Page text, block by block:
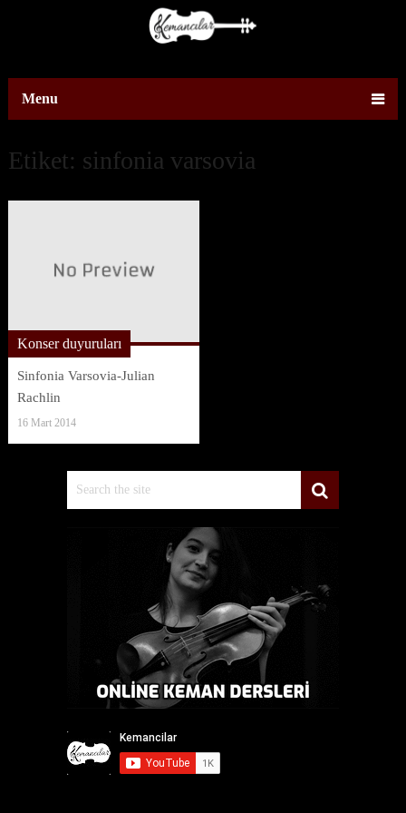
Menu
Etiket: sinfonia varsovia
Konser duyuruları
Sinfonia Varsovia-Julian
Rachlin
16 Mart 2014